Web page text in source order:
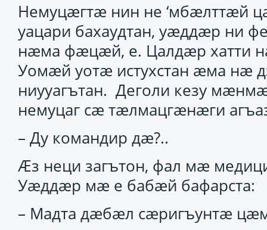
Немуцӕгтӕ нин не ‘мбӕлттӕй
уацари бахаудтан, уӕддӕр ни
нӕма фӕцӕй, е. Цалдӕр хатти
Уомӕй уотӕ истухстан ӕма нӕ
ниууагътан. Деголи кезу
немуцаг сӕ тӕлмацгӕнӕги
– Ду командир дӕ?..
Ӕз неци загътон, фал мӕ
Уӕддӕр мӕ е бабӕй бафарста:
– Мадта дӕбӕл сӕригъунтӕ